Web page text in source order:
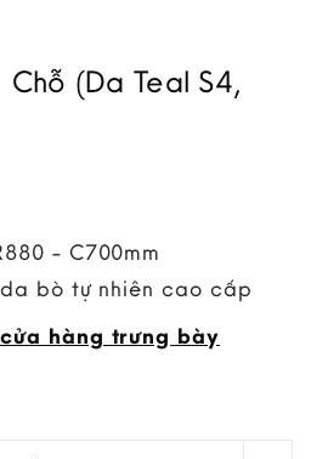
(Da Teal S4,
- C700mm
bò tự nhiên cao cấp
hàng trưng bày